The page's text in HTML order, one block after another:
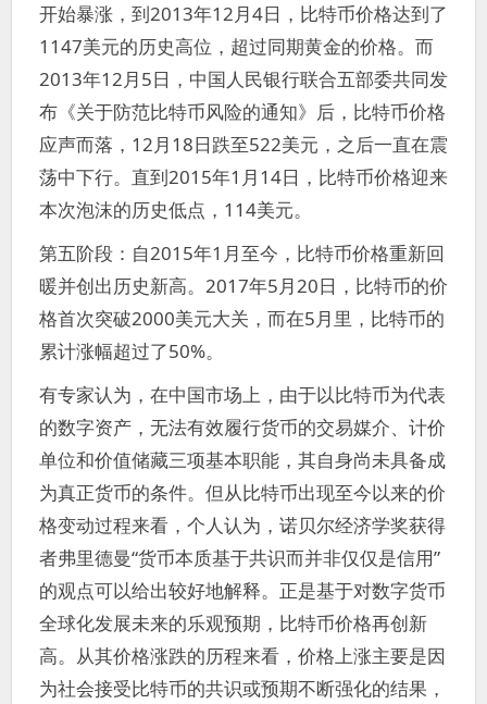
开始暴涨，到2013年12月4日，比特币价格达到了
1147美元的历史高位，超过同期黄金的价格。而
2013年12月5日，中国人民银行联合五部委共同发
布《关于防范比特币风险的通知》后，比特币价格
应声而落，12月18日跌至522美元，之后一直在震
荡中下行。直到2015年1月14日，比特币价格迎来
本次泡沫的历史低点，114美元。
第五阶段：自2015年1月至今，比特币价格重新回
暖并创出历史新高。2017年5月20日，比特币的价
格首次突破2000美元大关，而在5月里，比特币的
累计涨幅超过了50%。
有专家认为，在中国市场上，由于以比特币为代表
的数字资产，无法有效履行货币的交易媒介、计价
单位和价值储藏三项基本职能，其自身尚未具备成
为真正货币的条件。但从比特币出现至今以来的价
格变动过程来看，个人认为，诺贝尔经济学奖获得
者弗里德曼“货币本质基于共识而并非仅仅是信用”
的观点可以给出较好地解释。正是基于对数字货币
全球化发展未来的乐观预期，比特币价格再创新
高。从其价格涨跌的历程来看，价格上涨主要是因
为社会接受比特币的共识或预期不断强化的结果，